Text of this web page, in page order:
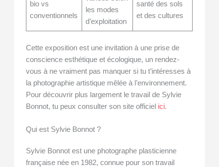
bio vs
conventionnels
les modes
d’exploitation
santé des sols
et des cultures
Cette exposition est une invitation à une prise de
conscience esthétique et écologique, un rendez-
vous à ne vraiment pas manquer si tu t’intéresses à
la photographie artistique mêlée à l’environnement.
Pour découvrir plus largement le travail de Sylvie
Bonnot, tu peux consulter son site officiel ici.
Qui est Sylvie Bonnot ?
Sylvie Bonnot est une photographe plasticienne
française née en 1982, connue pour son travail